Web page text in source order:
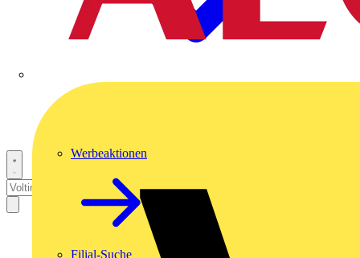
Werbeaktionen
Filial-Suche